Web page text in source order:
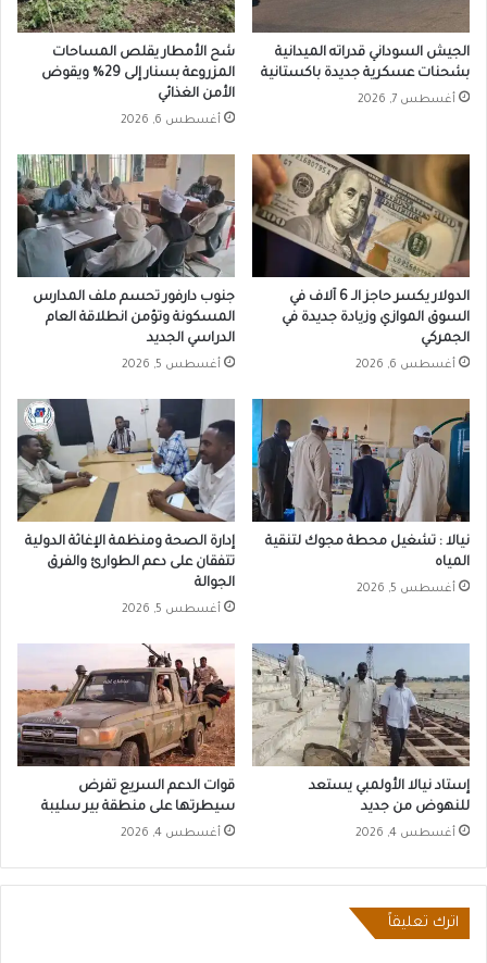
الجيش السوداني قدراته الميدانية
بشحنات عسكرية جديدة باكستانية
أغسطس 7, 2026
شح الأمطار يقلص المساحات
المزروعة بسنار إلى 29% ويقوض
الأمن الغذائي
أغسطس 6, 2026
الدولار يكسر حاجز الـ 6 آلاف في
السوق الموازي وزيادة جديدة في
الجمركي
أغسطس 6, 2026
جنوب دارفور تحسم ملف المدارس
المسكونة وتؤمن انطلاقة العام
الدراسي الجديد
أغسطس 5, 2026
نيالا : تشغيل محطة مجوك لتنقية
المياه
أغسطس 5, 2026
إدارة الصحة ومنظمة الإغاثة الدولية
تتفقان على دعم الطوارئ والفرق
الجوالة
أغسطس 5, 2026
إستاد نيالا الأولمبي يستعد
للنهوض من جديد
أغسطس 4, 2026
قوات الدعم السريع تفرض
سيطرتها على منطقة بير سليبة
أغسطس 4, 2026
اترك تعليقاً